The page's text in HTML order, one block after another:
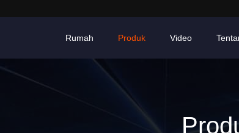
Rumah Produk Video